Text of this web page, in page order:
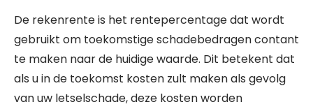
De rekenrente is het rentepercentage dat wordt
gebruikt om toekomstige schadebedragen contant
te maken naar de huidige waarde. Dit betekent dat
als u in de toekomst kosten zult maken als gevolg
van uw letselschade, deze kosten worden